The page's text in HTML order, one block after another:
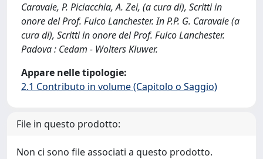
Caravale, P. Piciacchia, A. Zei, (a cura di), Scritti in
onore del Prof. Fulco Lanchester. In P.P. G. Caravale (a
cura di), Scritti in onore del Prof. Fulco Lanchester.
Padova : Cedam - Wolters Kluwer.
Appare nelle tipologie:
2.1 Contributo in volume (Capitolo o Saggio)
File in questo prodotto:
Non ci sono file associati a questo prodotto.